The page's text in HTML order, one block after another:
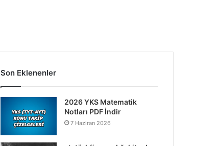
Son Eklenenler
2026 YKS Matematik
Notları PDF İndir
7 Haziran 2026